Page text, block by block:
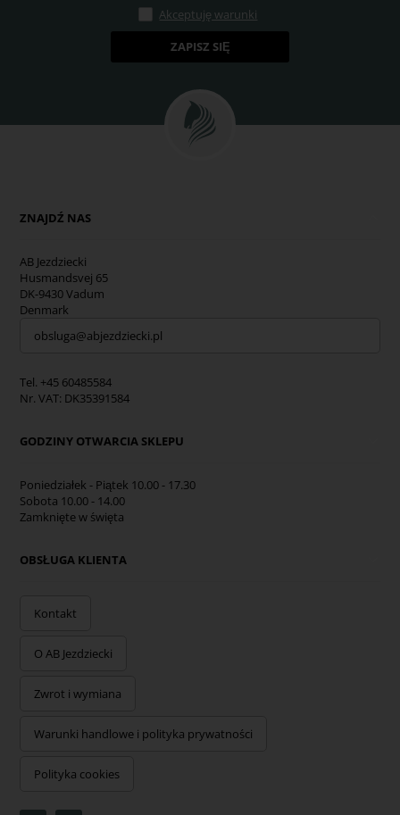
Akceptuję warunki
ZNAJDŹ NAS
AB Jezdziecki
Husmandsvej 65
DK-9430 Vadum
Denmark
obsluga@abjezdziecki.pl
Tel. +45 60485584
Nr. VAT: DK35391584
GODZINY OTWARCIA SKLEPU
Poniedziałek - Piątek 10.00 - 17.30
Sobota 10.00 - 14.00
Zamknięte w święta
OBSŁUGA KLIENTA
Kontakt
O AB Jezdziecki
Zwrot i wymiana
Warunki handlowe i polityka prywatności
Polityka cookies